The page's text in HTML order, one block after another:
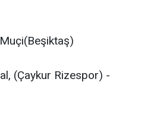
(Çaykur Rizespor) -